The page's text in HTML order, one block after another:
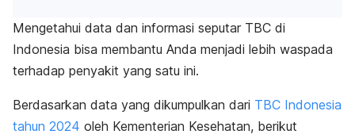
Mengetahui data dan informasi seputar TBC di
Indonesia bisa membantu Anda menjadi lebih waspada
terhadap penyakit yang satu ini.
Berdasarkan data yang dikumpulkan dari TBC Indonesia
tahun 2024 oleh Kementerian Kesehatan, berikut